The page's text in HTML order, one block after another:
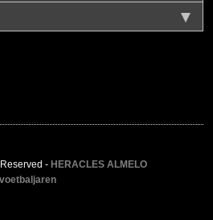
- HERACLES ALMELO